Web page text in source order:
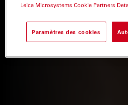
Leica Microsystems Cookie Partners
Paramètres des cookies